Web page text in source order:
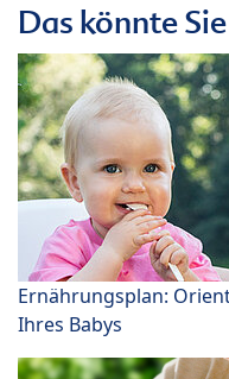
Das könnte
Ernährungsplan:
Ihres Babys